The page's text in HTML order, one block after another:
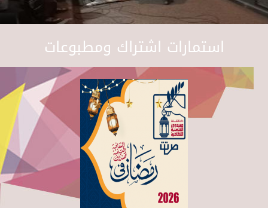
استمارات اشتراك ومطبوعات